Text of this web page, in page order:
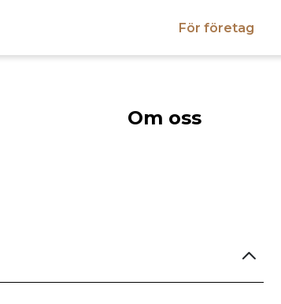
För företag
Om oss